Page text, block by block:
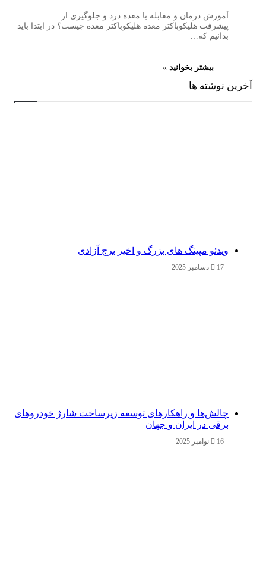
آموزش درمان و مقابله با معده درد و جلوگیری از
پیشرفت هلیکوباکتر معده هلیکوباکتر معده چیست؟ در ابتدا باید
بدانیم که…
بیشتر بخوانید »
آخرین نوشته ها
ویدئو مپینگ های بزرگ و اخیر برج آزادی
17 دسامبر 2025
چالش‌ها و راهکارهای توسعه زیرساخت شارژ خودروهای
برقی در ایران و جهان
16 نوامبر 2025